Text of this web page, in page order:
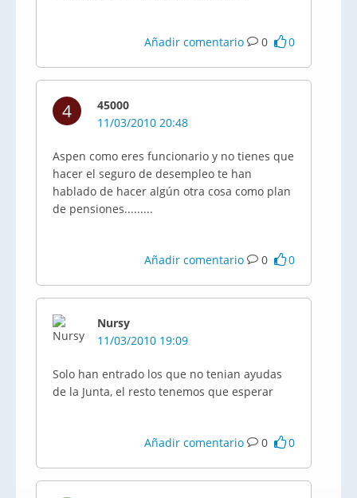
Añadir comentario 0 0
4
45000
11/03/2010 20:48
Aspen como eres funcionario y no tienes que
hacer el seguro de desempleo te han
hablado de hacer algún otra cosa como plan
de pensiones.........
Añadir comentario 0 0
Nursy
11/03/2010 19:09
Solo han entrado los que no tenian ayudas
de la Junta, el resto tenemos que esperar
Añadir comentario 0 0